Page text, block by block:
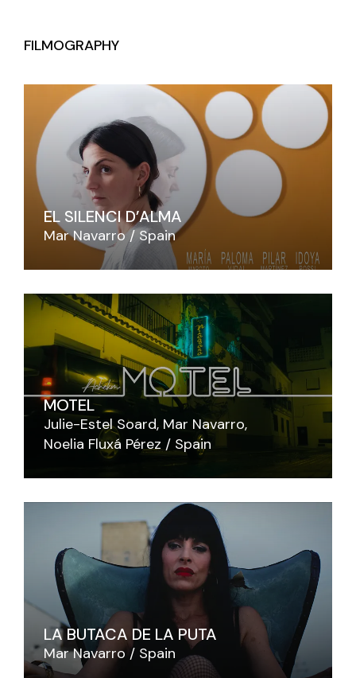
FILMOGRAPHY
EL SILENCI D’ALMA
Mar Navarro Spain
MOTEL
Julie-Estel Soard Mar Navarro
Noelia Fluxá Pérez
Spain
LA BUTACA DE LA PUTA
Mar Navarro Spain